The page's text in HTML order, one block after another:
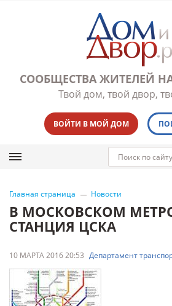
СООБЩЕСТВА ЖИТЕЛЕЙ
Твой дом, твой двор,
ВОЙТИ В МОЙ ДОМ
Главная страница Новости
В МОСКОВСКОМ
СТАНЦИЯ ЦСКА
10 МАРТА 2016 20:53 Департамент